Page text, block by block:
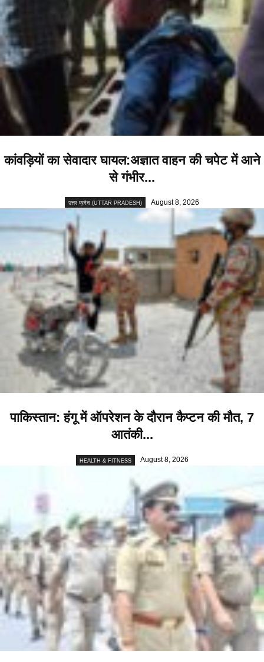
कांवड़ियों का सेवादार घायल:अज्ञात वाहन की चपेट में आने
से गंभीर...
उत्तर प्रदेश (UTTAR PRADESH) August 8, 2026
पाकिस्तान: हंगू में ऑपरेशन के दाैरान कैप्टन की माैत, 7
आतंकी...
HEALTH & FITNESS August 8, 2026